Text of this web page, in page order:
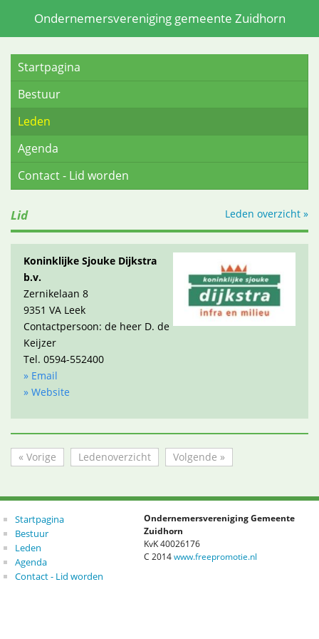
Ondernemersvereniging gemeente Zuidhorn
Startpagina
Bestuur
Leden
Agenda
Contact - Lid worden
Lid Leden overzicht »
Koninklijke Sjouke Dijkstra
b.v.
Zernikelaan 8
9351 VA Leek
Contactpersoon: de heer D. de
Keijzer
Tel. 0594-552400
» Email
» Website
« Vorige Ledenoverzicht Volgende »
Startpagina
Bestuur
Leden
Agenda
Contact - Lid worden
Ondernemersvereniging Gemeente
Zuidhorn
KvK 40026176
C 2014 www.freepromotie.nl